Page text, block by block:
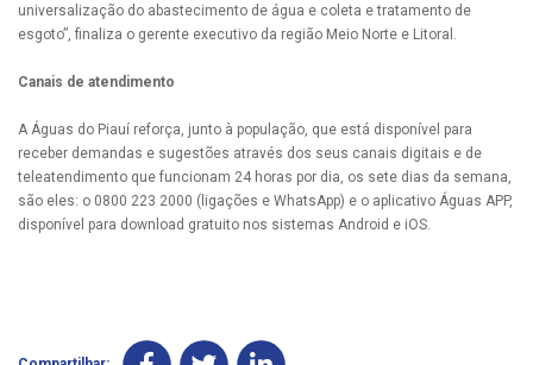
universalização do abastecimento de água e coleta e tratamento de
esgoto”, finaliza o gerente executivo da região Meio Norte e Litoral.
Canais de atendimento
A Águas do Piauí reforça, junto à população, que está disponível para
receber demandas e sugestões através dos seus canais digitais e de
teleatendimento que funcionam 24 horas por dia, os sete dias da semana,
são eles: o 0800 223 2000 (ligações e WhatsApp) e o aplicativo Águas APP,
disponível para download gratuito nos sistemas Android e iOS.